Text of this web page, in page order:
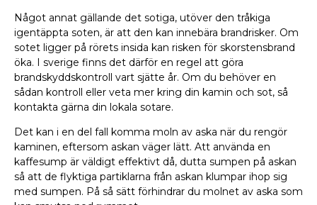
Något annat gällande det sotiga, utöver den tråkiga
igentäppta soten, är att den kan innebära brandrisker. Om
sotet ligger på rörets insida kan risken för skorstensbrand
öka. I sverige finns det därför en regel att göra
brandskyddskontroll vart sjätte år. Om du behöver en
sådan kontroll eller veta mer kring din kamin och sot, så
kontakta gärna din lokala sotare.
Det kan i en del fall komma moln av aska när du rengör
kaminen, eftersom askan väger lätt. Att använda en
kaffesump är väldigt effektivt då, dutta sumpen på askan
så att de flyktiga partiklarna från askan klumpar ihop sig
med sumpen. På så sätt förhindrar du molnet av aska som